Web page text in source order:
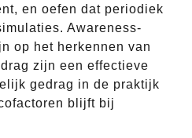
en oefen dat periodiek
Awareness-
op het herkennen van
zijn een effectieve
gedrag in de praktijk
blijft bij